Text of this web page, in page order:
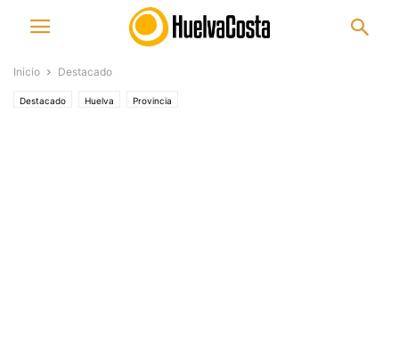
Inicio Destacado
Destacado Huelva Provincia